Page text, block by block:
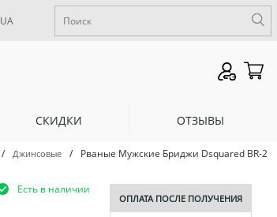
UA
СКИДКИ ОТЗЫВЫ
/ Джинсовые / Рваные Мужские Бриджи Dsquared BR-2
Есть в наличии
ОПЛАТА ПОСЛЕ ПОЛУЧЕНИЯ